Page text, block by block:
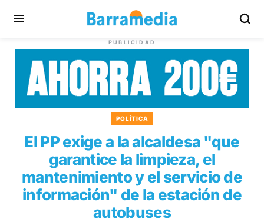
PUBLICIDAD
POLÍTICA
El PP exige a la alcaldesa "que
garantice la limpieza, el
mantenimiento y el servicio de
información" de la estación de
autobuses